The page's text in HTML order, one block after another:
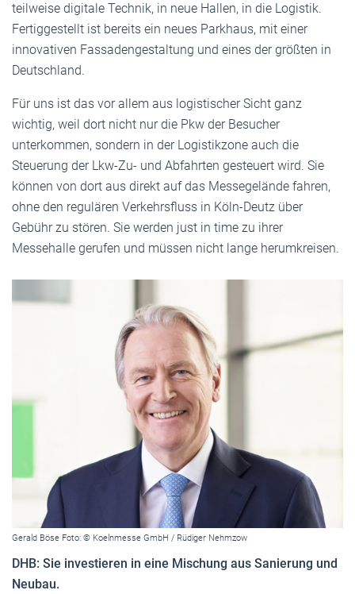
teilweise digitale Technik, in neue Hallen, in die Logistik.
Fertiggestellt ist bereits ein neues Parkhaus, mit einer
innovativen Fassadengestaltung und eines der größten in
Deutschland.
Für uns ist das vor allem aus logistischer Sicht ganz
wichtig, weil dort nicht nur die Pkw der Besucher
unterkommen, sondern in der Logistikzone auch die
Steuerung der Lkw-Zu- und Abfahrten gesteuert wird. Sie
können von dort aus direkt auf das Messegelände fahren,
ohne den regulären Verkehrsfluss in Köln-Deutz über
Gebühr zu stören. Sie werden just in time zu ihrer
Messehalle gerufen und müssen nicht lange herumkreisen.
Gerald Böse Foto: © Koelnmesse GmbH / Rüdiger Nehmzow
DHB: Sie investieren in eine Mischung aus Sanierung und
Neubau.